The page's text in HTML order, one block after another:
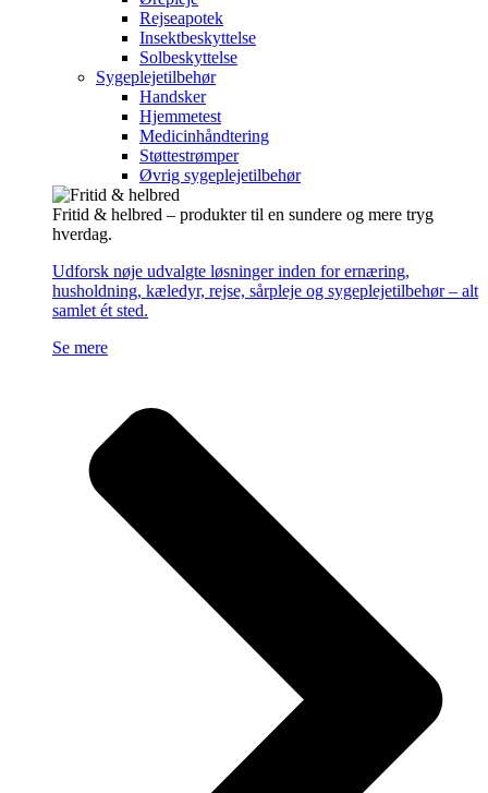
Rejseapotek
Insektbeskyttelse
Solbeskyttelse
Sygeplejetilbehør
Handsker
Hjemmetest
Medicinhåndtering
Støttestrømper
Øvrig sygeplejetilbehør
Fritid & helbred – produkter til en sundere og mere tryg
hverdag.
Udforsk nøje udvalgte løsninger inden for ernæring,
husholdning, kæledyr, rejse, sårpleje og sygeplejetilbehør – alt
samlet ét sted.
Se mere